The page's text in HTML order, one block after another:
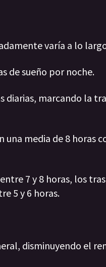
varía a lo
de sueño por noche.
diarias, marcando la
una media de 8 horas
7 y 8 horas, los
5 y 6 horas.
disminuyendo el